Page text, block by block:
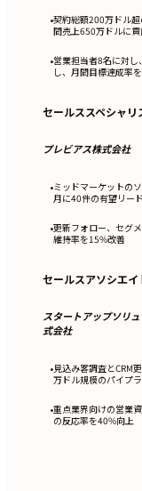
•契約総額200万ドル
間売上650万ドルに
•営業担当者8名に対し
し、月間目標達成率
セールススペシャリ
プレビアス株式会社
•ミッドマーケットの
月に40件の有望リー
•更新フォロー、セグ
維持率を15%改善
セールスアソシエイ
スタートアップソリ
式会社
•見込み客調査とCRM
万ドル規模のパイプ
•重点業界向けの営業
の反応率を40%向上